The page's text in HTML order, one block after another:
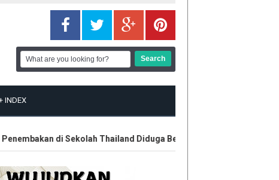
INDEX
di Sekolah Thailand Diduga Belajar dari Internet